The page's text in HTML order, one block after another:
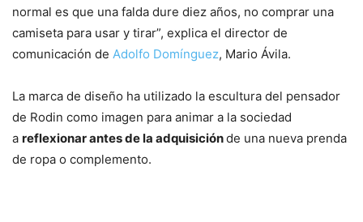
normal es que una falda dure diez años, no comprar una
camiseta para usar y tirar”, explica el director de
comunicación de Adolfo Domínguez, Mario Ávila.
La marca de diseño ha utilizado la escultura del pensador
de Rodin como imagen para animar a la sociedad
a reflexionar antes de la adquisiciónde una nueva prenda
de ropa o complemento.